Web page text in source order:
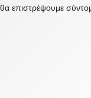
επιστρέψουμε